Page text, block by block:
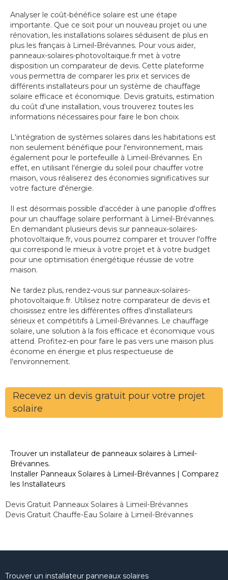
Analyser le coût-bénéfice solaire est une étape
importante. Que ce soit pour un nouveau projet ou une
rénovation, les installations solaires séduisent de plus en
plus les français à Limeil-Brévannes. Pour vous aider,
panneaux-solaires-photovoltaique.fr met à votre
disposition un comparateur de devis. Cette plateforme
vous permettra de comparer les prix et services de
différents installateurs pour un système de chauffage
solaire efficace et économique. Devis gratuits, estimation
du coût d'une installation, vous trouverez toutes les
informations nécessaires pour faire le bon choix.
L'intégration de systèmes solaires dans les habitations est
non seulement bénéfique pour l'environnement, mais
également pour le portefeuille à Limeil-Brévannes. En
effet, en utilisant l'énergie du soleil pour chauffer votre
maison, vous réaliserez des économies significatives sur
votre facture d'énergie.
Il est désormais possible d'accéder à une panoplie d'offres
pour un chauffage solaire performant à Limeil-Brévannes.
En demandant plusieurs devis sur panneaux-solaires-
photovoltaique.fr, vous pourrez comparer et trouver l'offre
qui correspond le mieux à votre projet et à votre budget
pour une optimisation énergétique réussie de votre
maison.
Ne tardez plus, rendez-vous sur panneaux-solaires-
photovoltaique.fr. Utilisez notre comparateur de devis et
choisissez entre les différentes offres d'installateurs
sérieux et compétitifs à Limeil-Brévannes. Le chauffage
solaire, une solution à la fois efficace et économique vous
attend. Profitez-en pour faire le pas vers une maison plus
économe en énergie et plus respectueuse de
l'environnement.
Recevez un devis gratuit pour votre projet
solaire
Trouver un installateur de panneaux solaires à Limeil-
Brévannes.
Installer Panneaux Solaires à Limeil-Brévannes | Comparez
les Installateurs
Devis Gratuit Panneaux Solaires à Limeil-Brévannes
Devis Gratuit Chauffe-Eau Solaire à Limeil-Brévannes
Trouver un installateur panneaux solaires